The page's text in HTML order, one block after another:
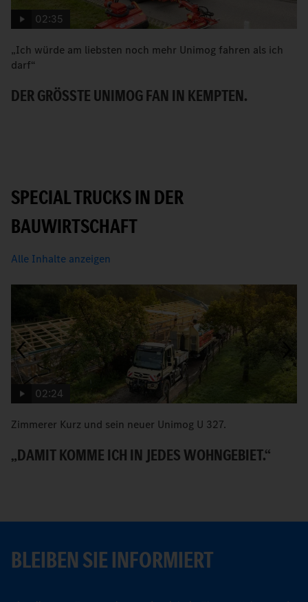
02:35
„Ich würde am liebsten noch mehr Unimog fahren als ich
darf“
DER GRÖSSTE UNIMOG FAN IN KEMPTEN.
SPECIAL TRUCKS IN DER
BAUWIRTSCHAFT
Alle Inhalte anzeigen
02:24
Zimmerer Kurz und sein neuer Unimog U 327.
„DAMIT KOMME ICH IN JEDES WOHNGEBIET.“
BLEIBEN SIE INFORMIERT